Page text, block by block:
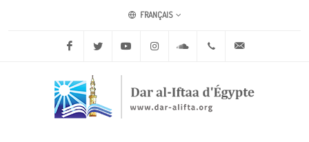
FRANÇAIS
Facebook Twitter Youtube Instagram Soundcloud+20 2 25970400